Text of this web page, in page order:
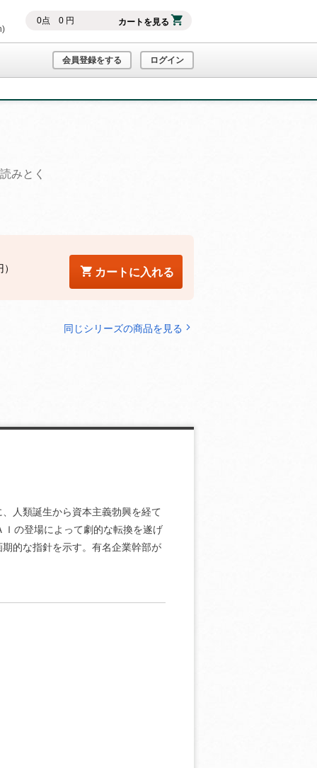
0点 0円 カートを見る
会員登録をする ログイン
みとく
カートに入れる
同じシリーズの商品を見る
人類誕生から資本主義勃興を経て
の登場によって劇的な転換を遂げ
的な指針を示す。有名企業幹部が